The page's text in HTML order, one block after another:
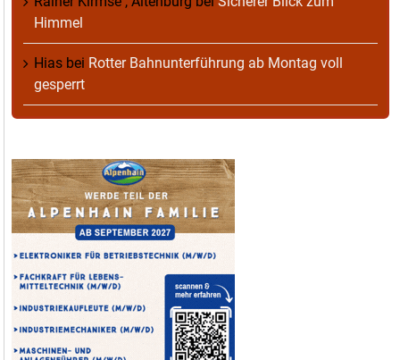
Himmel
Hias bei Rotter Bahnunterführung ab Montag voll
gesperrt